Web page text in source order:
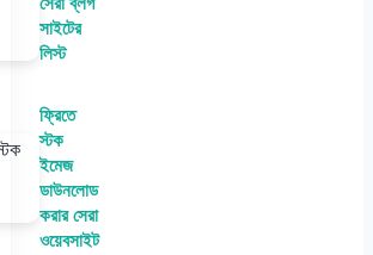
সাইটের
লিস্ট
ফ্রিতে
স্টক
ইমেজ
ডাউনলোড
করার সেরা
ওয়েবসাইট